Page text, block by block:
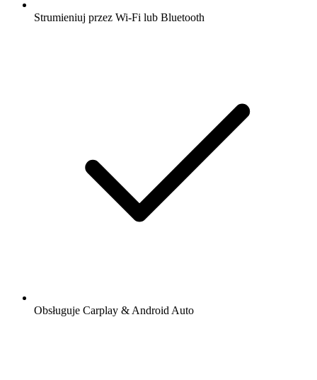
Strumieniuj przez Wi-Fi lub Bluetooth
Obsługuje Carplay & Android Auto